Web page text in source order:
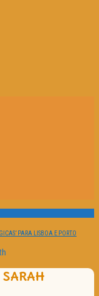
PARA LISBOA E PORTO